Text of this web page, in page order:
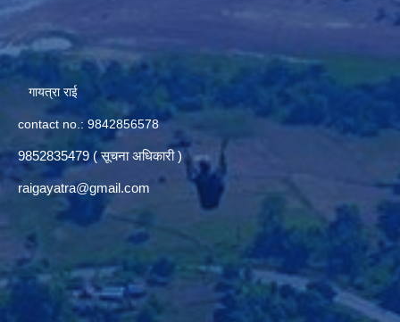
गायत्रा राई
contact no.: 9842856578
9852835479 ( सूचना अधिकारी )
raigayatra@gmail.com